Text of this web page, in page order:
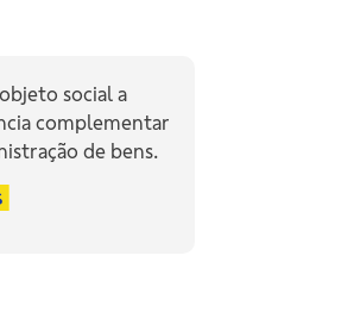
social a
complementar
de bens.